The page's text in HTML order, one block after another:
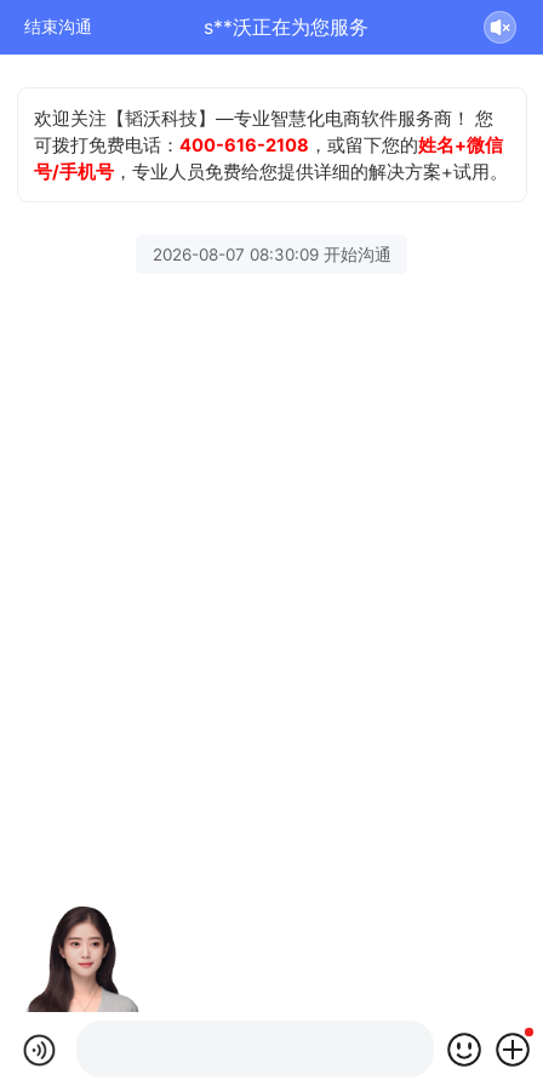
结束沟通 s**沃正在为您服务
欢迎关注【韬沃科技】—专业智慧化电商软件服务商！ 您
可拨打免费电话：400-616-2108 ，或留下您的姓名+微信
号/手机号 ，专业人员免费给您提供详细的解决方案+试用。
2026-08-07 08:30:09 开始沟通